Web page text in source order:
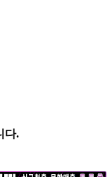
다.